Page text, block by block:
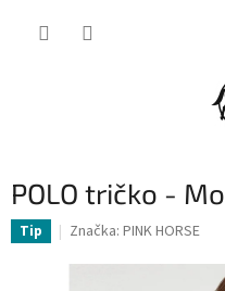
POLO tričko -
Tip Značka: PINK HORSE